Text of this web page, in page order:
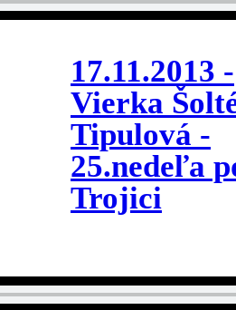
17.11.2013 -
Vierka
Tipulová -
25.nedeľa
Trojici